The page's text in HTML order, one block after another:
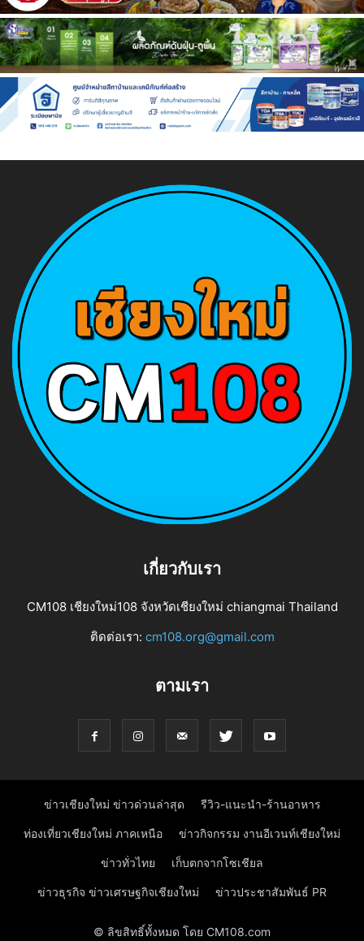
เกี่ยวกับเรา
CM108 เชียงใหม่108 จังหวัดเชียงใหม่ chiangmai Thailand
ติดต่อเรา: cm108.org@gmail.com
ตามเรา
ข่าวเชียงใหม่ ข่าวด่วนล่าสุด รีวิว-แนะนำ-ร้านอาหาร
ท่องเที่ยวเชียงใหม่ ภาคเหนือ ข่าวกิจกรรม งานอีเวนท์เชียงใหม่
ข่าวทั่วไทย เก็บตกจากโซเชียล
ข่าวธุรกิจ ข่าวเศรษฐกิจเชียงใหม่ ข่าวประชาสัมพันธ์ PR
© ลิขสิทธิ์ทั้งหมด โดย CM108.com